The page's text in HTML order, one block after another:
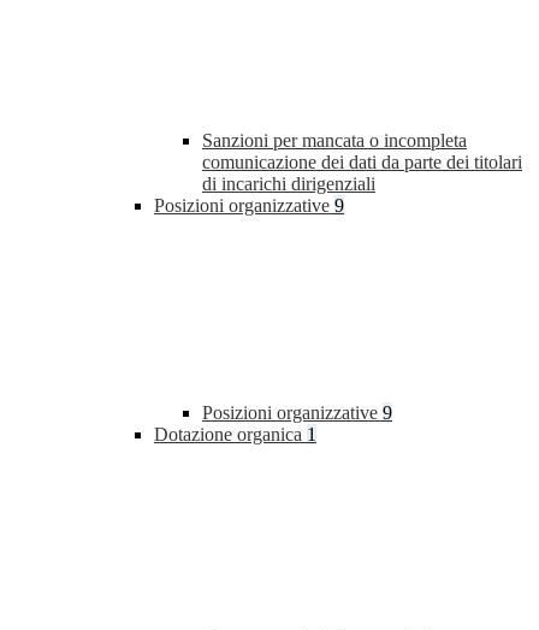
Sanzioni per mancata o incompleta
comunicazione dei dati da parte dei titolari
di incarichi dirigenziali
Posizioni organizzative 9
Posizioni organizzative 9
Dotazione organica 1